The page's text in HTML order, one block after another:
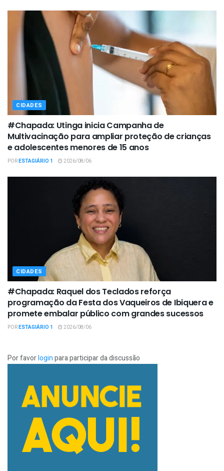
CIDADES
#Chapada: Utinga inicia Campanha de
Multivacinação para ampliar proteção de crianças
e adolescentes menores de 15 anos
PORESTAGIÁRIO 1 2026/08/06
CIDADES
#Chapada: Raquel dos Teclados reforça
programação da Festa dos Vaqueiros de Ibiquera e
promete embalar público com grandes sucessos
PORESTAGIÁRIO 1 2026/08/06
Por favorloginpara participar da discussão